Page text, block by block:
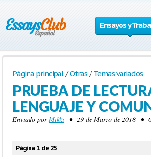
Ensayos y
Página principal / Otras / Temas variados
PRUEBA DE
LENGUAJE Y
Enviado porMikki • 29 de Marzo de 2018 •
Página 1 de 25